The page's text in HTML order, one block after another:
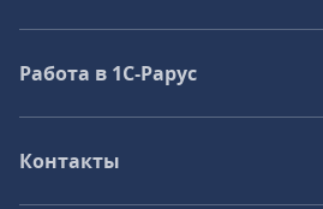
Работа в 1С‑Рарус
Контакты